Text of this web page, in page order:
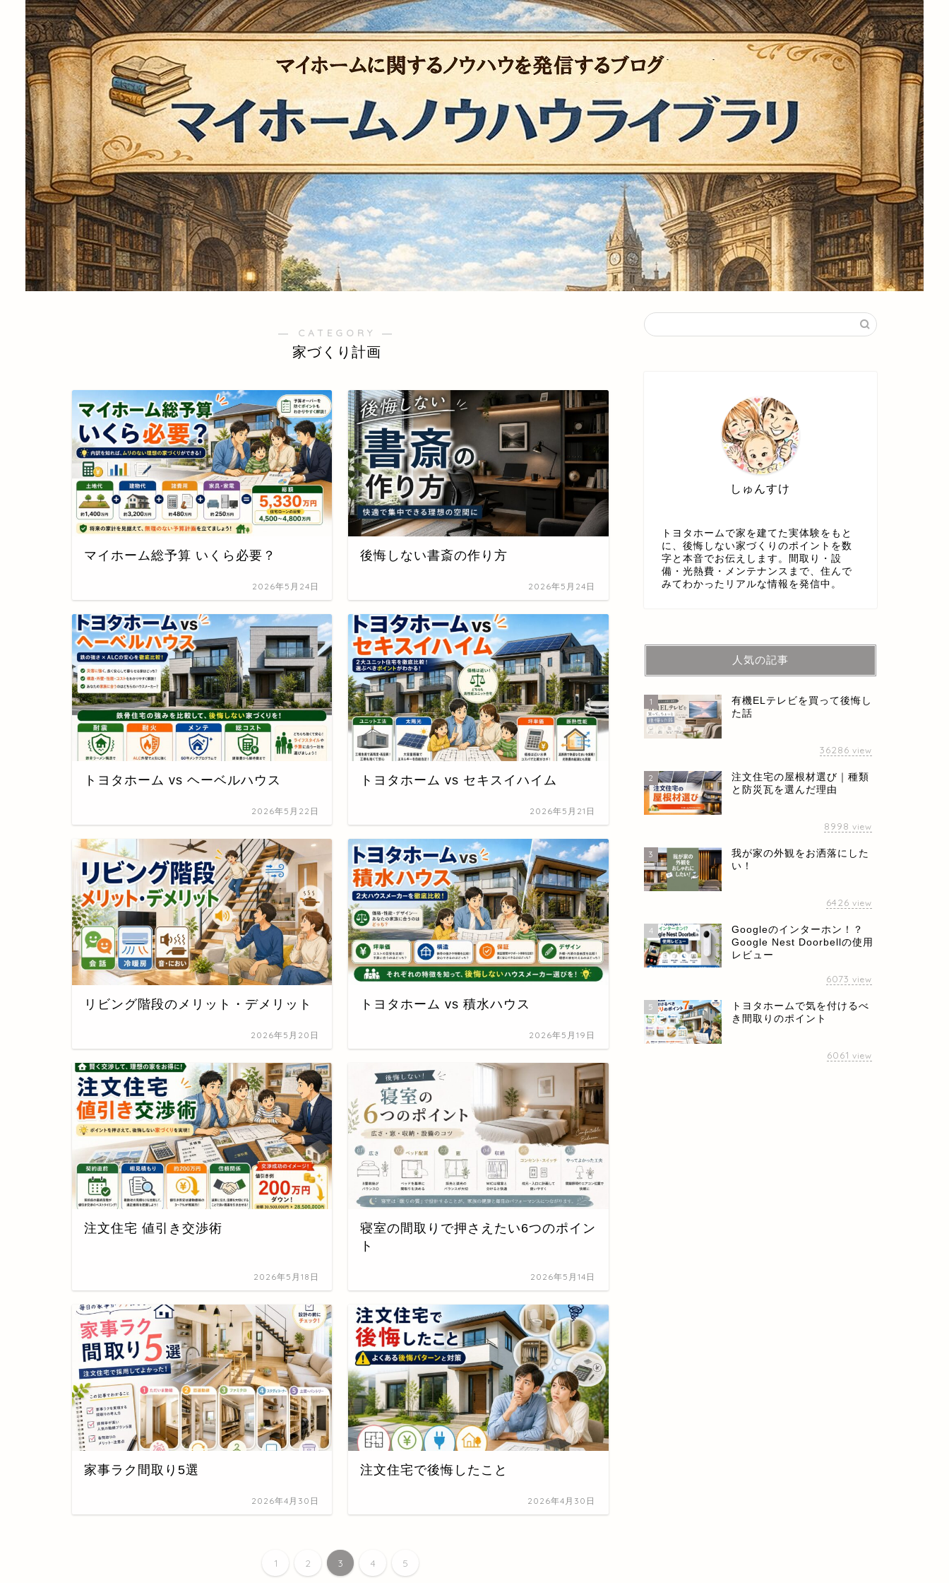
― CATEGORY ―
家づくり計画
マイホーム総予算 いくら必要？
2026年5月24日
後悔しない書斎の作り方
2026年5月24日
トヨタホーム vs ヘーベルハウス
2026年5月22日
トヨタホーム vs セキスイハイム
2026年5月21日
リビング階段のメリット・デメリット
2026年5月20日
トヨタホーム vs 積水ハウス
2026年5月19日
注文住宅 値引き交渉術
2026年5月18日
寝室の間取りで押さえたい6つのポイン
ト
2026年5月14日
家事ラク間取り5選
2026年4月30日
注文住宅で後悔したこと
2026年4月30日
1 2 3 4 5
しゅんすけ
トヨタホームで家を建てた実体験をもと
に、後悔しない家づくりのポイントを数
字と本音でお伝えします。間取り・設
備・光熱費・メンテナンスまで、住んで
みてわかったリアルな情報を発信中。
人気の記事
1
有機ELテレビを買って後悔し
た話
36286 view
2
注文住宅の屋根材選び｜種類
と防災瓦を選んだ理由
8998 view
3
我が家の外観をお洒落にした
い！
6426 view
4
Googleのインターホン！？
Google Nest Doorbellの使用
レビュー
6073 view
5
トヨタホームで気を付けるべ
き間取りのポイント
6061 view